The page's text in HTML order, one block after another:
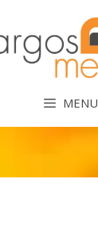
MENU